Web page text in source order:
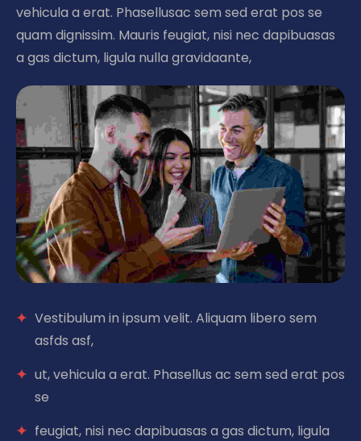
vehicula a erat. Phasellusac sem sed erat pos se
quam dignissim. Mauris feugiat, nisi nec dapibuasas
a gas dictum, ligula nulla gravidaante,
Vestibulum in ipsum velit. Aliquam libero sem
asfds asf,
ut, vehicula a erat. Phasellus ac sem sed erat pos
se
feugiat, nisi nec dapibuasas a gas dictum, ligula